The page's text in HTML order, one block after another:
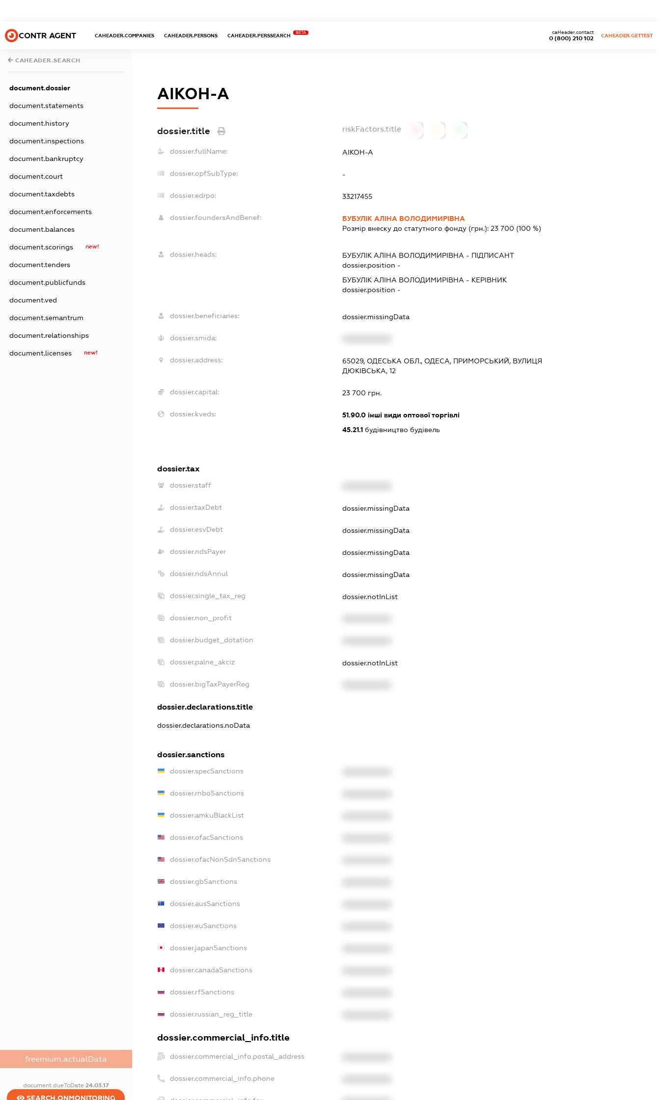
CONTR AGENT CAHEADER.COMPANIES CAHEADER.PERSONS CAHEADER.PERSSEARCH
BETA
0 (800) 210 102
caHeader.contact
CAHEADER.GETTEST
CAHEADER.SEARCH
document.dossier
document.statements
document.history
document.inspections
document.bankruptcy
document.court
document.taxdebts
document.enforcements
document.balances
document.scorings new!
document.tenders
document.publicfunds
document.ved
document.semantrum
document.relationships
document.licenses new!
freemium.actualData
document.dueToDate 24.03.17
SEARCH.ONMONITORING
АІКОН-А
dossier.title riskFactors.title
dossier.fullName: АІКОН-А
dossier.opfSubType: -
dossier.edrpo: 33217455
dossier.foundersAndBenef:
БУБУЛІК АЛІНА ВОЛОДИМИРІВНА
Розмір внеску до статутного фонду (грн.):23 700 (100 %)
dossier.heads: БУБУЛІК АЛІНА ВОЛОДИМИРІВНА - ПІДПИСАНТ
dossier.position -
БУБУЛІК АЛІНА ВОЛОДИМИРІВНА - КЕРІВНИК
dossier.position -
dossier.beneficiaries: dossier.missingData
dossier.smida:
dossier.address:
65029, ОДЕСЬКА ОБЛ., ОДЕСА, ПРИМОРСЬКИЙ, ВУЛИЦЯ
ДЮКІВСЬКА, 12
dossier.capital: 23 700 грн.
dossier.kveds: 51.90.0 інші види оптової торгівлі
45.21.1 будівництво будівель
dossier.tax
dossier.staff
dossier.taxDebt dossier.missingData
dossier.esvDebt dossier.missingData
dossier.ndsPayer dossier.missingData
dossier.ndsAnnul dossier.missingData
dossier.single_tax_reg dossier.notInList
dossier.non_profit
dossier.budget_dotation
dossier.palne_akciz dossier.notInList
dossier.bigTaxPayerReg
dossier.declarations.title
dossier.declarations.noData
dossier.sanctions
dossier.specSanctions
dossier.rnboSanctions
dossier.amkuBlackList
dossier.ofacSanctions
dossier.ofacNonSdnSanctions
dossier.gbSanctions
dossier.ausSanctions
dossier.euSanctions
dossier.japanSanctions
dossier.canadaSanctions
dossier.rfSanctions
dossier.russian_reg_title
dossier.commercial_info.title
dossier.commercial_info.postal_address
dossier.commercial_info.phone